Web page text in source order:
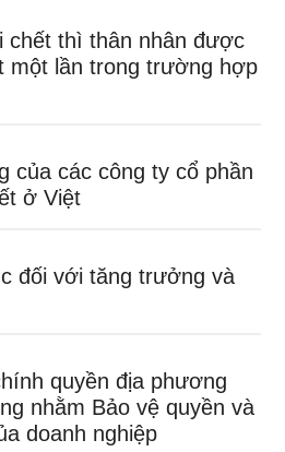
chết thì thân nhân được
một lần trong trường hợp
của các công ty cổ phần
ở Việt
đối với tăng trưởng và
quyền địa phương
nhằm Bảo vệ quyền và
doanh nghiệp